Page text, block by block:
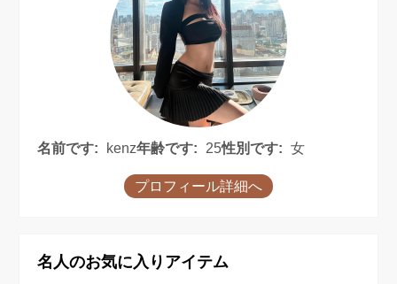
名前です: kenz年齢です: 25性別です: 女
プロフィール詳細へ
名人のお気に入りアイテム